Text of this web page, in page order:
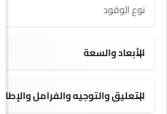
نوع الوقود
الأبعاد والسعة
التعليق والتوجيه والفرامل والإطارات